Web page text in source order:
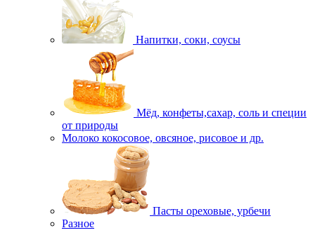
Напитки, соки, соусы
Мёд, конфеты,сахар, соль и специи
от природы
Молоко кокосовое, овсяное, рисовое и др.
Пасты ореховые, урбечи
Разное